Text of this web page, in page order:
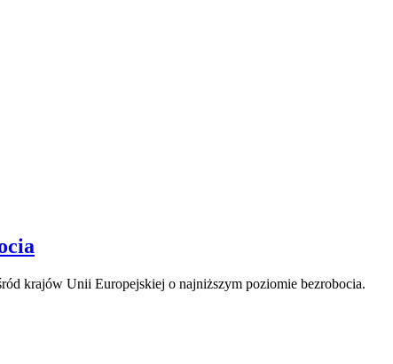
krajów Unii Europejskiej o najniższym poziomie bezrobocia.